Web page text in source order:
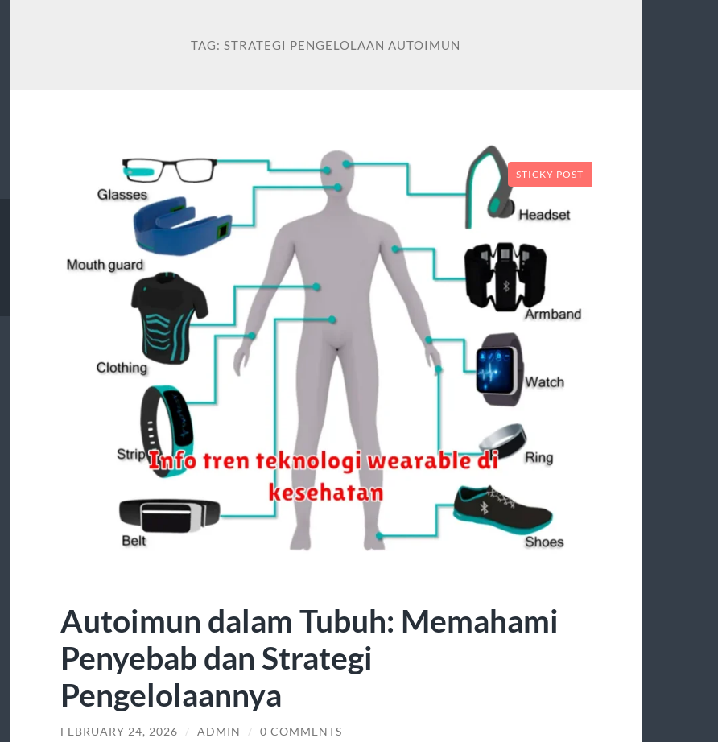
TAG:STRATEGI PENGELOLAAN AUTOIMUN
STICKY POST
Autoimun dalam Tubuh: Memahami
Penyebab dan Strategi
Pengelolaannya
FEBRUARY 24, 2026 / ADMIN / 0 COMMENTS